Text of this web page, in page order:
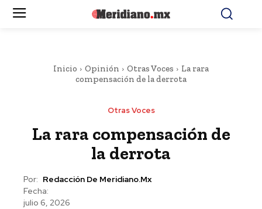
Inicio Opinión Otras Voces
La rara
compensación de la derrota
Otras Voces
La rara compensación de
la derrota
Por: Redacción De Meridiano.mx
Fecha:
julio 6, 2026